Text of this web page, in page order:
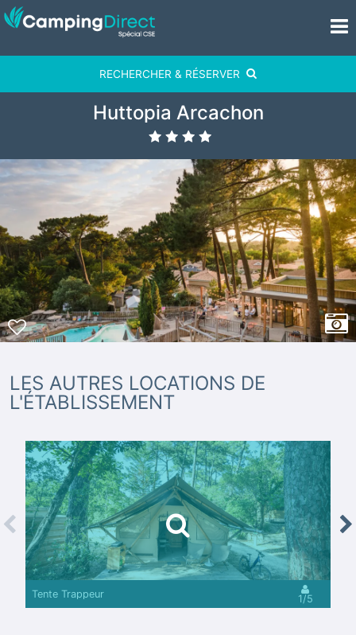
RECHERCHER & RÉSERVER
Huttopia Arcachon
LES AUTRES LOCATIONS DE
L'ÉTABLISSEMENT
Tente Trappeur 1/5